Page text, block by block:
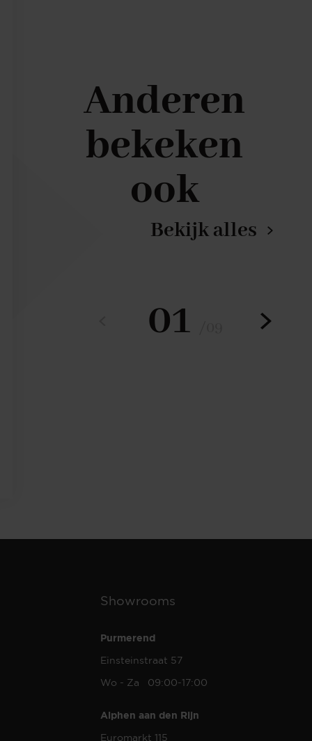
Anderen
bekeken
ook
Bekijk alles
01
Showrooms
Purmerend
Einsteinstraat 57
Wo - Za 09:00-17:00
Alphen aan den Rijn
Euromarkt 115